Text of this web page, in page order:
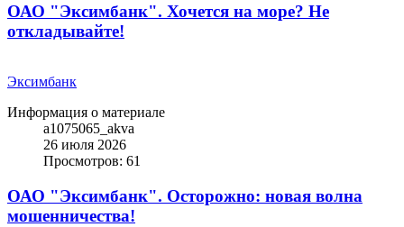
ОАО "Эксимбанк". Хочется на море? Не
откладывайте!
Эксимбанк
Информация о материале
a1075065_akva
26 июля 2026
Просмотров: 61
ОАО "Эксимбанк". Осторожно: новая волна
мошенничества!